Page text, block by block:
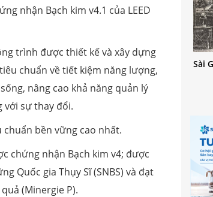
nhận Bạch kim v4.1 của LEED
trình được thiết kế và xây dựng
chuẩn về tiết kiệm năng lượng,
nâng cao khả năng quản lý
với sự thay đổi.
bền vững cao nhất.
chứng nhận Bạch kim v4; được
Quốc gia Thụy Sĩ (SNBS) và đạt
(Minergie P).
Sài